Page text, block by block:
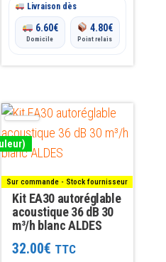
Livraison dès
6.60€
Domicile
4.80€
Point relais
Sur commande - Stock fournisseur
Kit EA30 autoréglable
acoustique 36 dB 30
m³/h blanc ALDES
32.00€ TTC